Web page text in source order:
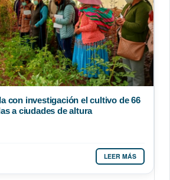
con investigación el cultivo de 66
a ciudades de altura
LEER MÁS